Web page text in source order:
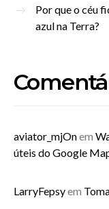
Por que o céu
azul na Terra?
aviator_mjOnem
úteis do Google
LarryFepsyem